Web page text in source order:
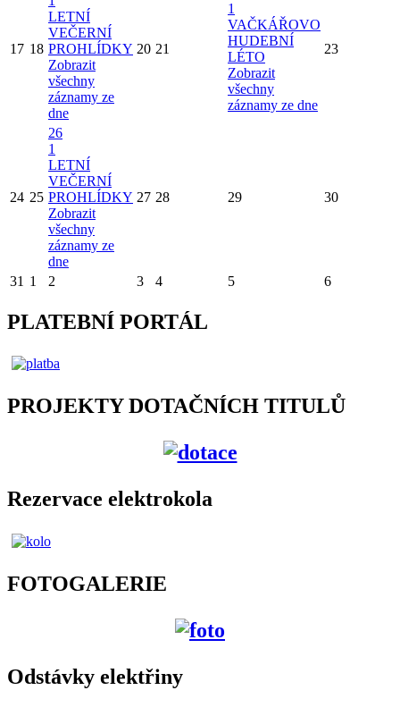
17 18
LETNÍ
VEČERNÍ
PROHLÍDKY
Zobrazit
všechny
záznamy ze
dne
20 21
1
VAČKÁŘOVO
HUDEBNÍ
LÉTO
Zobrazit
všechny
záznamy ze dne
23
24 25
26
1
LETNÍ
VEČERNÍ
PROHLÍDKY
Zobrazit
všechny
záznamy ze
dne
27 28 29 30
31 1 2 3 4 5 6
PLATEBNÍ PORTÁL
PROJEKTY DOTAČNÍCH TITULŮ
Rezervace elektrokola
FOTOGALERIE
Odstávky elektřiny